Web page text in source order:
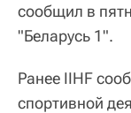
сообщил в
"Беларусь 1".
Ранее IIHF
спортивной